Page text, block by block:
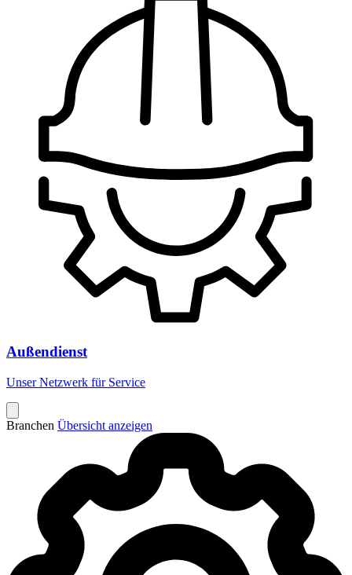
Außendienst
Unser Netzwerk für Service
Branchen Übersicht anzeigen